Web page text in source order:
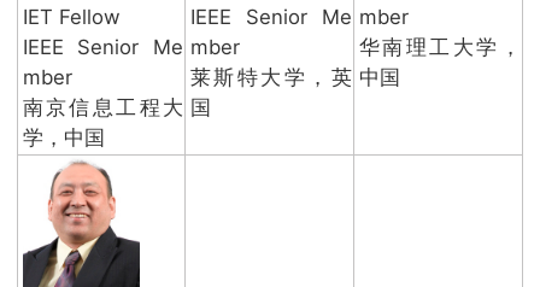
IET Fellow
IEEE Senior Me
mber
南京信息工程大
学，中国
IEEE Senior Me
mber
莱斯特大学，英
国
mber
华南理工大学，
中国